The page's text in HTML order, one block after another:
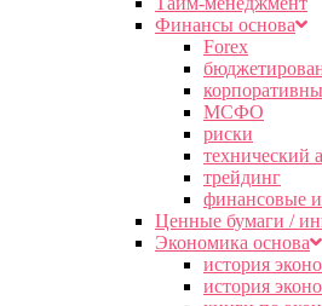
Финансы основа
Forex
МСФО
риски
технический
трейдинг
финансовые
Ценные бумаги /
Экономика основа
история
история